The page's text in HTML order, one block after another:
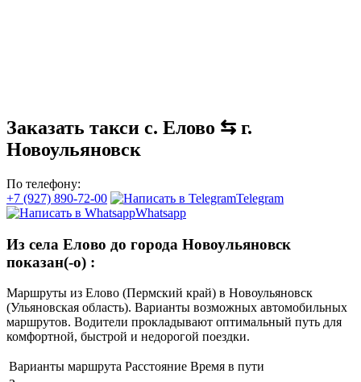
Заказать такси с. Елово ⇆ г.
Новоульяновск
По телефону:
+7 (927) 890-72-00
Telegram
Whatsapp
Из села Елово до города Новоульяновск
показан(-о) :
Маршруты из Елово (Пермский край) в Новоульяновск
(Ульяновская область). Варианты возможных автомобильных
маршрутов. Водители прокладывают оптимальный путь для
комфортной, быстрой и недорогой поездки.
Варианты маршрута Расстояние Время в пути